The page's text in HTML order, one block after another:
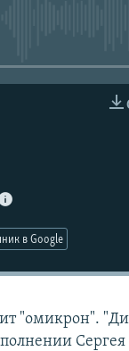
в Google
"омикрон".
Сергея